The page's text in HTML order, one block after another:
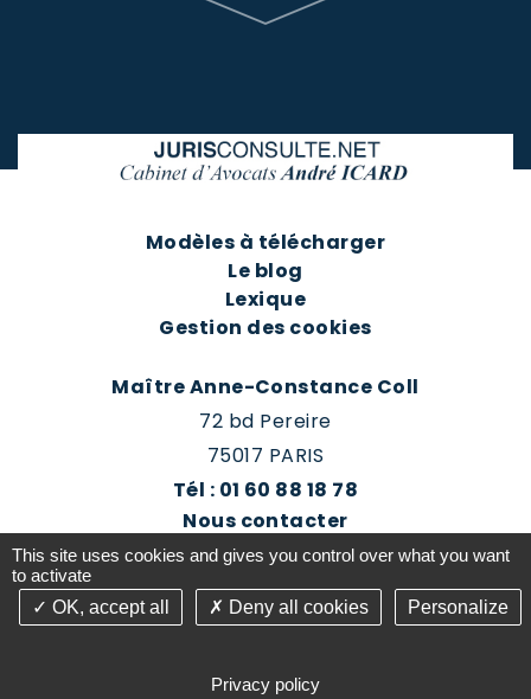
Modèles à télécharger
Le blog
Lexique
Gestion des cookies
Maître Anne-Constance Coll
72 bd Pereire
75017 PARIS
Tél : 01 60 88 18 78
Nous contacter
Prendre rendez-vous
This site uses cookies and gives you control over what you want
to activate
OK, accept all
Deny all cookies Personalize
Privacy policy